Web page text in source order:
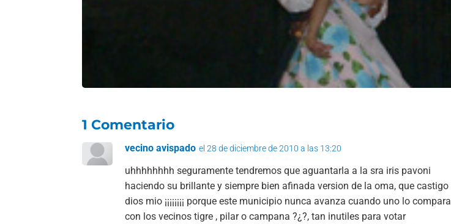
1 Comentario
vecino avispado el 28 de diciembre de 2010 a las 13:20
uhhhhhhhh seguramente tendremos que aguantarla a la sra iris pavoni
haciendo su brillante y siempre bien afinada version de la oma, que castigo
dios mio ¡¡¡¡¡¡¡¡ porque este municipio nunca avanza cuando uno lo compara
con los vecinos tigre , pilar o campana ?¿?, tan inutiles para votar